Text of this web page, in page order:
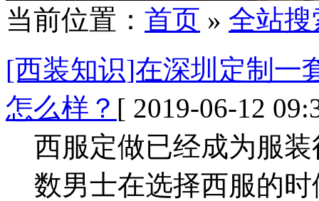
当前位置： 首页 » 全站搜
[西装知识]在深圳定制一
怎么样？ [ 2019-06-12
西服定做已经成为服
数男士在选择西服的